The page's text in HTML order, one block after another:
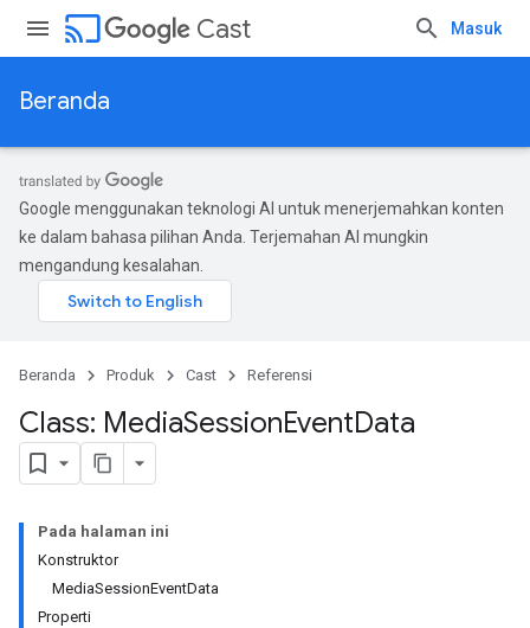
cast Cast Masuk
Beranda
Google menggunakan teknologi AI untuk menerjemahkan konten
ke dalam bahasa pilihan Anda. Terjemahan AI mungkin
mengandung kesalahan.
Beranda Produk Cast Referensi
Class: MediaSessionEventData
Pada halaman ini
Konstruktor
MediaSessionEventData
Properti